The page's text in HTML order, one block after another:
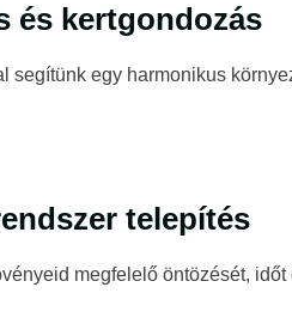
és kertgondozás
segítünk egy harmonikus
telepítés
megfelelő öntözését,